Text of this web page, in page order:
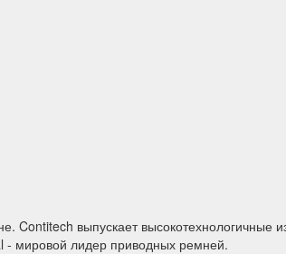
мировой лидер приводных ремней.